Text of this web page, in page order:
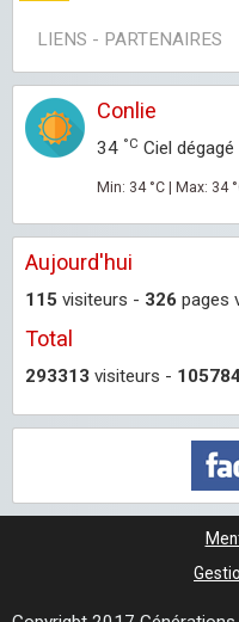
LIENS - PARTENAIRES
Conlie
34 °C Ciel dégagé
Min: 34 °C | Max: 34
Aujourd'hui
115 visiteurs - 326 pages
Total
293313 visiteurs -